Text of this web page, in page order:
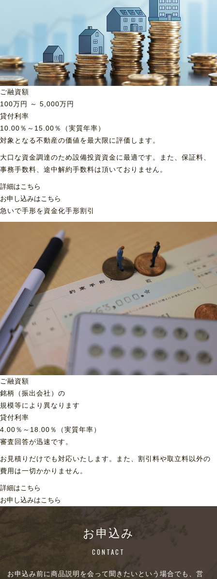
ご融資額
100万円 ～ 5,000万円
貸付利率
10.00％～15.00％（実質年率）
対象となる不動産の価値を最大限に評価します。
大口な資金調達のため設備投資資金に最適です。また、保証料、
事務手数料、途中解約手数料は頂いておりません。
詳細はこちら
お申し込みはこちら
急いで手形を資金化手形割引
ご融資額
銘柄（振出会社）の
規模等により異なります
貸付利率
4.00％～18.00％（実質年率）
審査回答が迅速です。
お見積りだけでも対応いたします。また、割引料や取立料以外の
費用は一切かかりません。
詳細はこちら
お申し込みはこちら
お申込み
CONTACT
お申込み前に商品説明を会って聞きたいという場合でも、営